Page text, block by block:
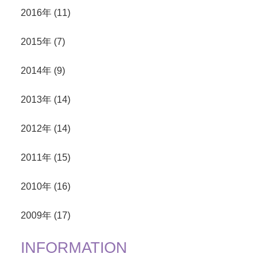
2016年 (11)
2015年 (7)
2014年 (9)
2013年 (14)
2012年 (14)
2011年 (15)
2010年 (16)
2009年 (17)
INFORMATION